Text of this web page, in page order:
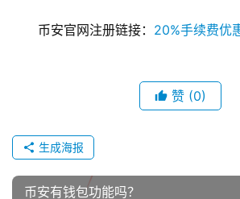
币安官网注册链接： 20%手续费优
赞 (0)
生成海报
币安有钱包功能吗？